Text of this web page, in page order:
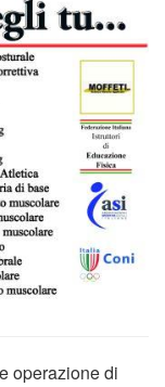
operazione di